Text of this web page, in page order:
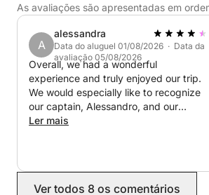
As avaliações são apresentadas em
A
alessandra
Data do aluguel 01/08/2026 · Data da
avaliação 05/08/2026
Overall, we had a wonderful
experience and truly enjoyed our trip.
We would especially like to recognize
our captain, Alessandro, and our
steward, Mateo. They were incredibly
everyone in our group was
comfortable and having a great time.
Ler mais
Ver todos 8 os comentários